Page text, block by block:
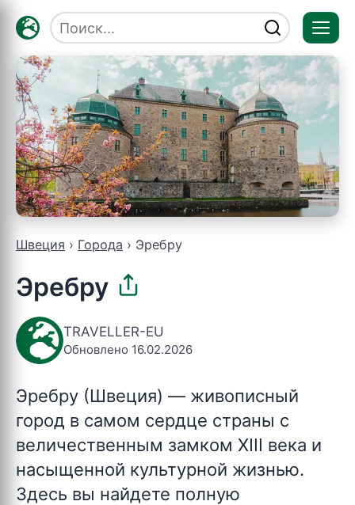
Швеция Города Эребру
Эребру
TRAVELLER-EU
Обновлено 16.02.2026
Эребру (Швеция) — живописный
город в самом сердце страны с
величественным замком XIII века и
насыщенной культурной жизнью.
Здесь вы найдете полную